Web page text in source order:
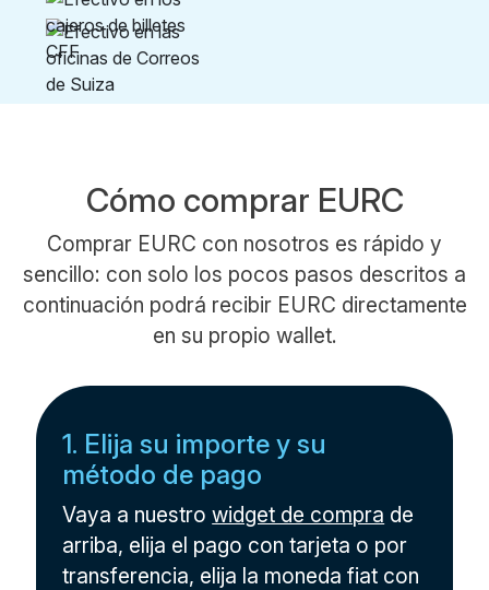
Cómo comprar EURC
Comprar EURC con nosotros es rápido y
sencillo: con solo los pocos pasos descritos a
continuación podrá recibir EURC directamente
en su propio wallet.
1. Elija su importe y su
método de pago
Vaya a nuestrowidget de compra de
arriba, elija el pago con tarjeta o por
transferencia, elija la moneda fiat con